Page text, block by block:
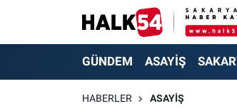
GÜNDEM ASAYİŞ
HABERLER ASAYİŞ
GÜNDEM
Adapazarı Nöbetçi Eczaneler